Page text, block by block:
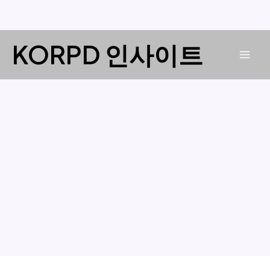
KORPD 인사이트